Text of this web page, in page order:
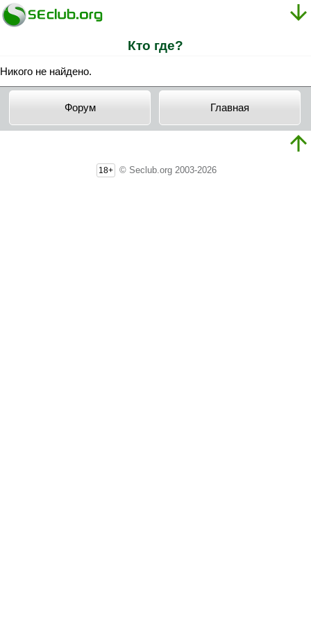
Кто где?
Никого не найдено.
Форум Главная
18+ © Seclub.org 2003-2026